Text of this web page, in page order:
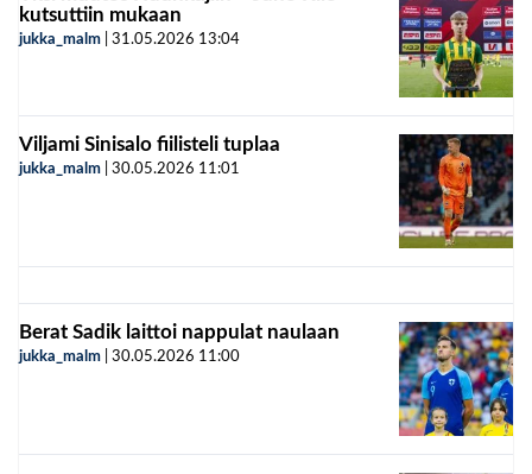
kutsuttiin mukaan
jukka_malm 31.05.2026 13:04
Viljami Sinisalo fiilisteli tuplaa
jukka_malm 30.05.2026 11:01
Berat Sadik laittoi nappulat naulaan
jukka_malm 30.05.2026 11:00